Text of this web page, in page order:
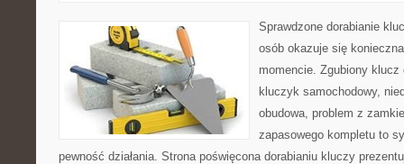
Sprawdzone dorabianie
osób okazuje się
momencie. Zgubiony
kluczyk samochodowy,
obudowa, problem z
zapasowego kompletu to
pewność działania. Strona poświęcona dorabianiu kluczy